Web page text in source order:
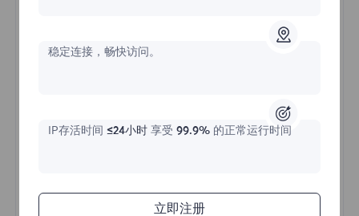
静态住宅代理
$?
稳定连接，畅快访问。
IP存活时间 ≤24小时享受 99.9%的正常运行时间
立即注册